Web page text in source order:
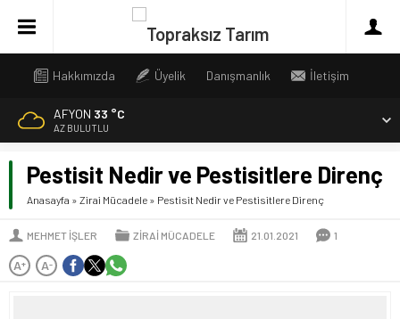
Hakkımızda Üyelik Danışmanlık İletişim
AFYON 33 °C
AZ BULUTLU
Pestisit Nedir ve Pestisitlere Direnç
Anasayfa » Zirai Mücadele » Pestisit Nedir ve Pestisitlere Direnç
MEHMET İŞLER ZIRAI MÜCADELE 21.01.2021 1
A+ A-